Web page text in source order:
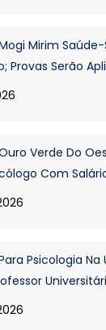
Mirim Saúde-
Provas Serão
Verde Do
Com
Psicologia Na